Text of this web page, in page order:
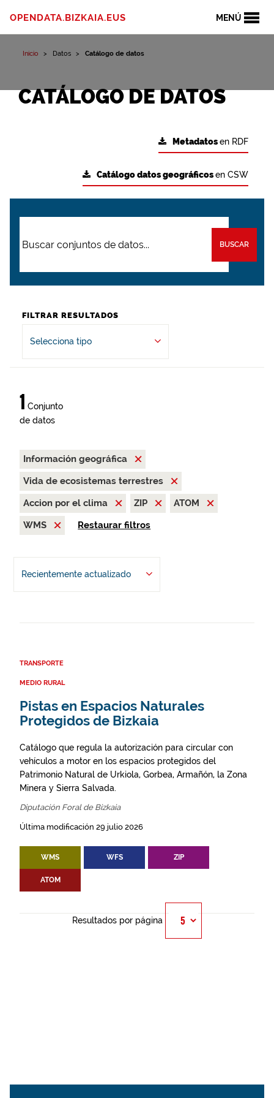
MENÚ
OPENDATA.BIZKAIA.EUS
Inicio Datos Catálogo de datos
CATÁLOGO DE DATOS
Metadatosen RDF
Catálogo datos geográficosen CSW
BUSCAR
FILTRAR RESULTADOS
Selecciona tipo
1 Conjunto
de datos
Información geográfica
Vida de ecosistemas terrestres
Accion por el clima
ZIP
ATOM
WMS
Restaurar filtros
Recientemente actualizado
TRANSPORTE
MEDIO RURAL
Pistas en Espacios Naturales
Protegidos de Bizkaia
Catálogo que regula la autorización para circular con
vehículos a motor en los espacios protegidos del
Patrimonio Natural de Urkiola, Gorbea, Armañón, la Zona
Minera y Sierra Salvada.
Diputación Foral de Bizkaia
Última modificación 29 julio 2026
WMS WFS ZIP
ATOM
Resultados por página